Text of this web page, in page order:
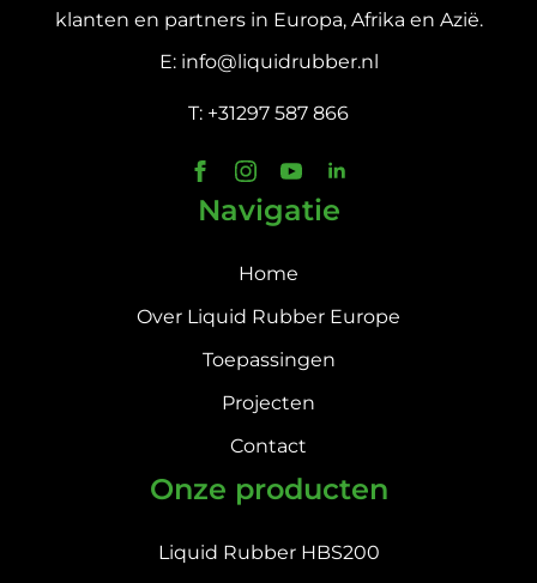
klanten en partners in Europa, Afrika en Azië.
E: info@liquidrubber.nl
T: +31297 587 866
Navigatie
Home
Over Liquid Rubber Europe
Toepassingen
Projecten
Contact
Onze producten
Liquid Rubber HBS200